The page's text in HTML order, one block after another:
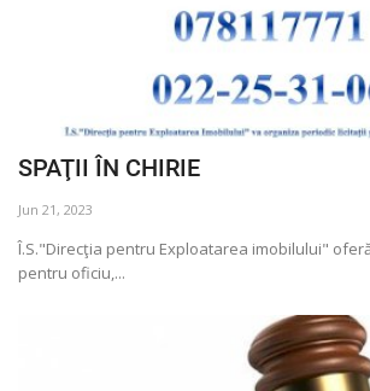
SPAŢII ÎN CHIRIE
Jun 21, 2023
Î.S."Direcţia pentru Exploatarea imobilului"
pentru oficiu,...